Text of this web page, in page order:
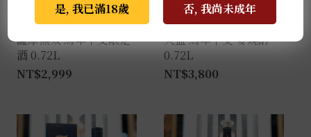
薩摩無双 馬年干支限定
酒 0.72L
NT$2,999
天盃 馬年干支 麥燒酎
0.72L
NT$3,800
是, 我已滿18歲 否, 我尚未成年